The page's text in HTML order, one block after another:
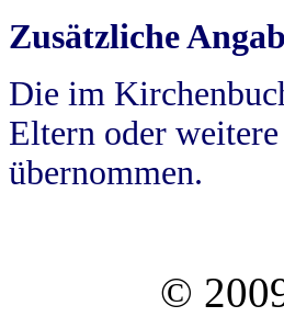
Zusätzliche
Die im
Eltern oder
übernommen.
©